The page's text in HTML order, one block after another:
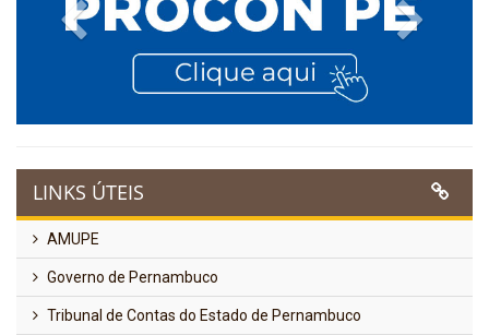
Previous
LINKS ÚTEIS
AMUPE
Governo de Pernambuco
Tribunal de Contas do Estado de Pernambuco